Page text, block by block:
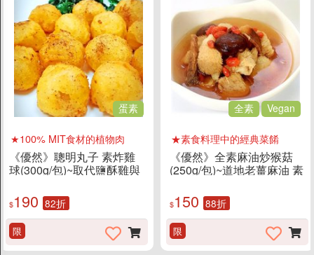
促銷
促銷
父親節蛋糕88折
好禮贈送
超值加購
蛋素
★100% MIT食材的植物肉
《優然》聰明丸子 素炸雞
球(300g/包)~取代鹽酥雞與
$190 82折
限
全素 Vegan
★素食料理中的經典菜餚
《優然》全素麻油炒猴菇
(250g/包)~道地老薑麻油 素
$150 88折
限